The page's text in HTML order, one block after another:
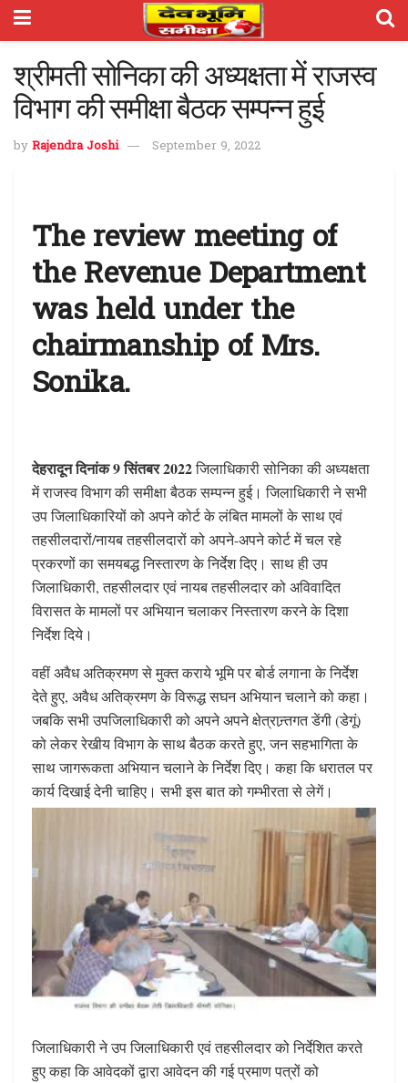
श्रीमती सोनिका की अध्यक्षता में राजस्व
विभाग की समीक्षा बैठक सम्पन्न हुई
by Rajendra Joshi September 9, 2022
The review meeting of
the Revenue Department
was held under the
chairmanship of Mrs.
Sonika.
देहरादून दिनांक 9 सिंतबर 2022जिलाधिकारी सोनिका की अध्यक्षता
में राजस्व विभाग की समीक्षा बैठक सम्पन्न हुई। जिलाधिकारी ने सभी
उप जिलाधिकारियों को अपने कोर्ट के लंबित मामलों के साथ एवं
तहसीलदारों/नायब तहसीलदारों को अपने-अपने कोर्ट में चल रहे
प्रकरणों का समयबद्ध निस्तारण के निर्देश दिए। साथ ही उप
जिलाधिकारी, तहसीलदार एवं नायब तहसीलदार को अविवादित
विरासत के मामलों पर अभियान चलाकर निस्तारण करने के दिशा
निर्देश दिये।
वहीं अवैध अतिक्रमण से मुक्त कराये भूमि पर बोर्ड लगाना के निर्देश
देते हुए, अवैध अतिक्रमण के विरूद्ध सघन अभियान चलाने को कहा।
जबकि सभी उपजिलाधिकारी को अपने अपने क्षेत्रान्र्तगत डेंगी (डेगूं)
को लेकर रेखीय विभाग के साथ बैठक करते हुए, जन सहभागिता के
साथ जागरूकता अभियान चलाने के निर्देश दिए। कहा कि धरातल पर
कार्य दिखाई देनी चाहिए। सभी इस बात को गम्भीरता से लेगें।
जिलाधिकारी ने उप जिलाधिकारी एवं तहसीलदार को निर्देशित करते
हुए कहा कि आवेदकों द्वारा आवेदन की गई प्रमाण पत्रों को